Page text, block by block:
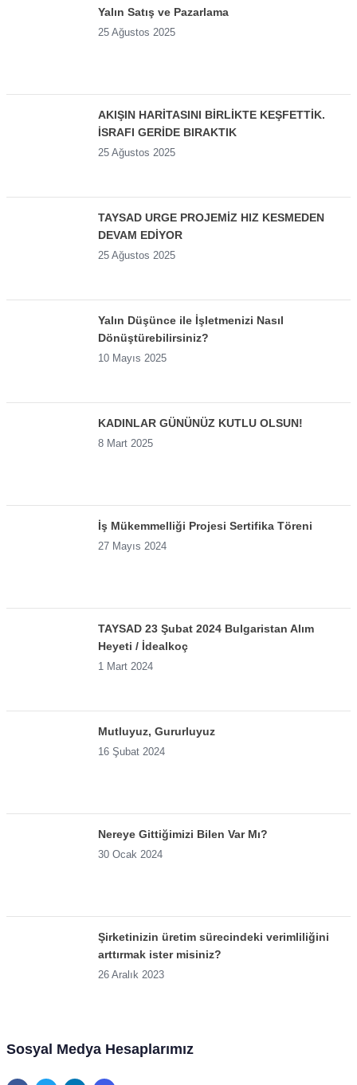
Yalın Satış ve Pazarlama
25 Ağustos 2025
AKIŞIN HARİTASINI BİRLİKTE KEŞFETTİK.
İSRAFI GERİDE BIRAKTIK
25 Ağustos 2025
TAYSAD URGE PROJEMİZ HIZ KESMEDEN
DEVAM EDİYOR
25 Ağustos 2025
Yalın Düşünce ile İşletmenizi Nasıl
Dönüştürebilirsiniz?
10 Mayıs 2025
KADINLAR GÜNÜNÜZ KUTLU OLSUN!
8 Mart 2025
İş Mükemmelliği Projesi Sertifika Töreni
27 Mayıs 2024
TAYSAD 23 Şubat 2024 Bulgaristan Alım
Heyeti / İdealkoç
1 Mart 2024
Mutluyuz, Gururluyuz
16 Şubat 2024
Nereye Gittiğimizi Bilen Var Mı?
30 Ocak 2024
Şirketinizin üretim sürecindeki verimliliğini
arttırmak ister misiniz?
26 Aralık 2023
Sosyal Medya Hesaplarımız